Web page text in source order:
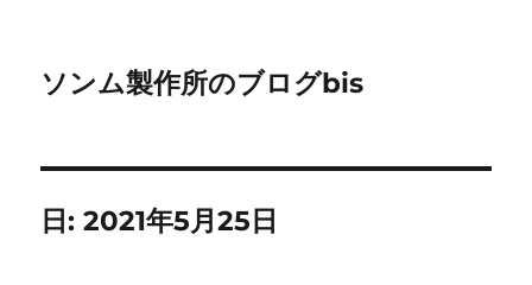
ソンム製作所のブログbis
日:2021年5月25日